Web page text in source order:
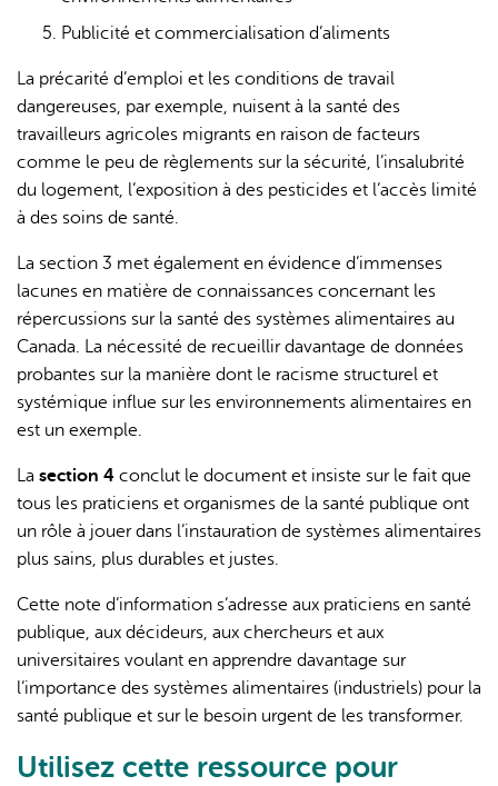
Publicité et commercialisation d’aliments
La précarité d’emploi et les conditions de travail
dangereuses, par exemple, nuisent à la santé des
travailleurs agricoles migrants en raison de facteurs
comme le peu de règlements sur la sécurité, l’insalubrité
du logement, l’exposition à des pesticides et l’accès limité
à des soins de santé.
La section 3 met également en évidence d’immenses
lacunes en matière de connaissances concernant les
répercussions sur la santé des systèmes alimentaires au
Canada. La nécessité de recueillir davantage de données
probantes sur la manière dont le racisme structurel et
systémique influe sur les environnements alimentaires en
est un exemple.
La section 4 conclut le document et insiste sur le fait que
tous les praticiens et organismes de la santé publique ont
un rôle à jouer dans l’instauration de systèmes alimentaires
plus sains, plus durables et justes.
Cette note d’information s’adresse aux praticiens en santé
publique, aux décideurs, aux chercheurs et aux
universitaires voulant en apprendre davantage sur
l’importance des systèmes alimentaires (industriels) pour la
santé publique et sur le besoin urgent de les transformer.
Utilisez cette ressource pour